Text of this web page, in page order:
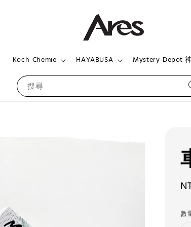
搜尋
Koch-Chemie HAYABUSA Mystery-Depot
數